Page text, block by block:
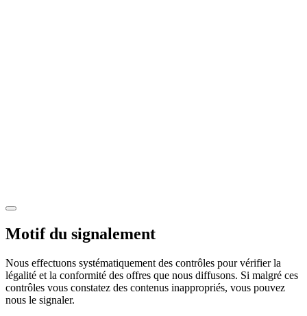
Motif du signalement
Nous effectuons systématiquement des contrôles pour vérifier la
légalité et la conformité des offres que nous diffusons. Si malgré ces
contrôles vous constatez des contenus inappropriés, vous pouvez
nous le signaler.